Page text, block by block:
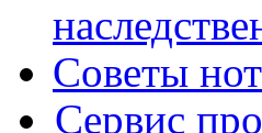
Советы
Сервис